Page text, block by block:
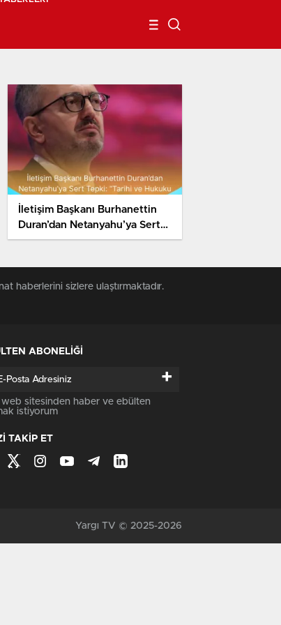
İletişim Başkanı Burhanettin
Duran’dan Netanyahu’ya Sert
Tepki: “Tarihi ve Hukuku
haberlerini sizlere ulaştırmaktadır.
ABONELİĞİ
+
web sitesinden haber ve ebülten
istiyorum
TAKİP ET
Yargı TV © 2025-2026